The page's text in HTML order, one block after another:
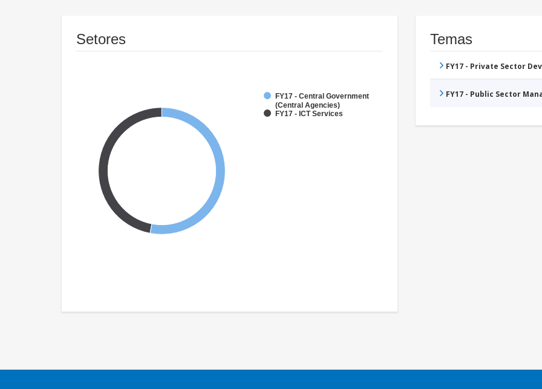
Setores
FY17 - Central Government
(Central Agencies)
FY17 - ICT Services
Temas
FY17 - Private Sector
FY17 - Public Sector